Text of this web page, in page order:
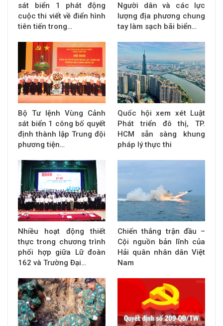
sát biển 1 phát động
cuộc thi viết về điển hình
tiên tiến trong…
Người dân và các lực
lượng địa phương chung
tay làm sạch bãi biển…
Bộ Tư lệnh Vùng Cảnh
sát biển 1 công bố quyết
định thành lập Trung đội
phương tiện…
Quốc hội xem xét Luật
Phát triển đô thị, TP.
HCM sẵn sàng khung
pháp lý thực thi
Nhiều hoạt động thiết
thực trong chương trình
phối hợp giữa Lữ đoàn
162 và Trường Đại…
Chiến thắng trận đầu –
Cội nguồn bản lĩnh của
Hải quân nhân dân Việt
Nam